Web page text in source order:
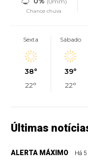
Chance chuva
Sexta
38°
22°
Sábado
39°
22°
Últimas
ALERTA MÁXIMO Há